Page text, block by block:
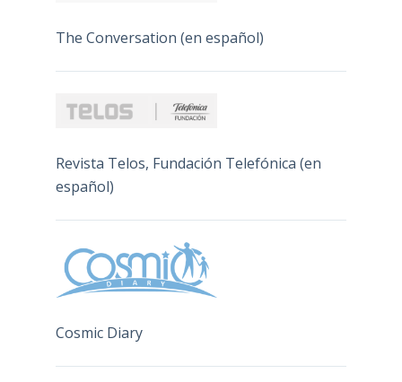
The Conversation (en español)
Revista Telos, Fundación Telefónica (en
español)
Cosmic Diary